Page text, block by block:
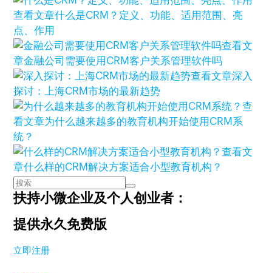
查看文章什么是CRM？定义、功能、适用范围、亮
点、作用
查看文
章金融公司需要使用CRM客户关系管理软件吗
查看文章深入
探讨：上海CRM市场的最新趋势
查
看文章为什么越来越多的教育机构开始使用CRM系
统？
查看文
章什么样的CRM解决方案适合小型教育机构？
扶持小微企业及个人创业者：
提供永久免费版
立即注册